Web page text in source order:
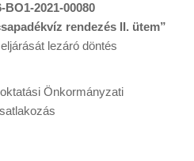
BO1-2021-00080
rendezés II. ütem”
lezáró döntés
Önkormányzati